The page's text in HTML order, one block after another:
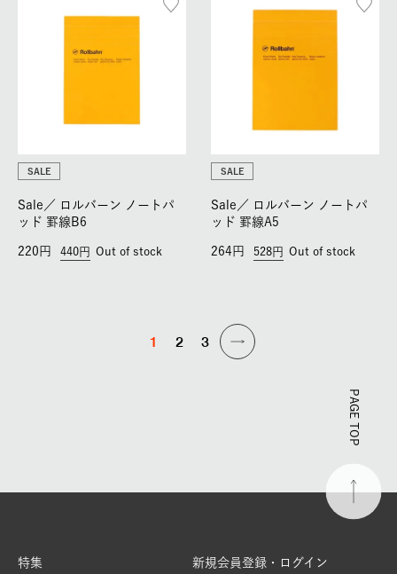
SALE
Sale／
ロルバーン ノートパ
ッド 罫線B6
440
220 Out of stock
SALE
Sale／
ロルバーン ノートパ
ッド 罫線A5
528
264 Out of stock
1 2 3
PAGE TOP
特集 新規会員登録・ログイン